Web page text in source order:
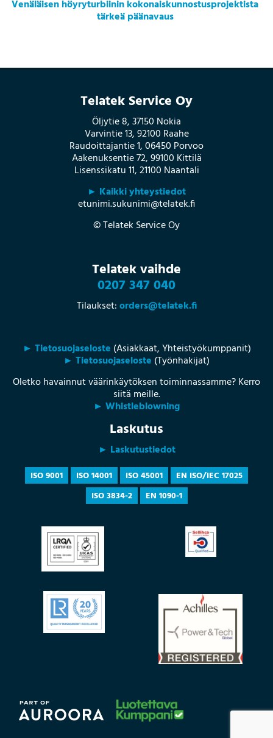
Venäläisen höyryturbiinin kokonaiskunnostusprojektista
tärkeä päänavaus
Telatek Service Oy
Öljytie 8, 37150 Nokia
Varvintie 13, 92100 Raahe
Raudoittajantie 1, 06450 Porvoo
Aakenuksentie 72, 99100 Kittilä
Lisenssikatu 11, 21100 Naantali
► Kaikki yhteystiedot
etunimi.sukunimi@telatek.fi
© Telatek Service Oy
Telatek vaihde
0207 347 040
Tilaukset:orders@telatek.fi
► Tietosuojaseloste (Asiakkaat, Yhteistyökumppanit)
► Tietosuojaseloste (Työnhakijat)
Oletko havainnut väärinkäytöksen toiminnassamme? Kerro
siitä meille.
► Whistleblowning
Laskutus
► Laskutustiedot
ISO 9001 ISO 14001 ISO 45001
EN ISO/IEC 17025
ISO 3834-2
EN 1090-1